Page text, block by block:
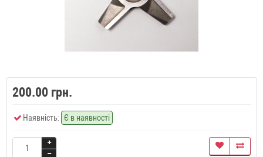
200.00 грн.
Наявність: Є в наявності